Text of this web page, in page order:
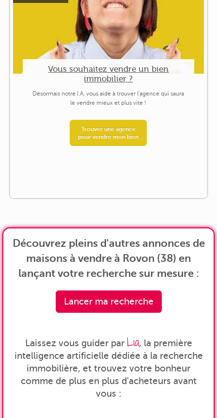
Vous souhaitez vendre un bien
immobilier ?
Désormais notre I.A. vous aide à trouver l'agence qui saura
le vendre mieux et plus vite !
Trouver une agence
pour vendre mon bien
Découvrez pleins d'autres annonces de
maisons à vendre à Rovon (38) en
lançant votre recherche sur mesure :
Lancer ma recherche
Laissez vous guider par Lia, la première
intelligence artificielle dédiée à la recherche
immobilière, et trouvez votre bonheur
comme de plus en plus d'acheteurs avant
vous :